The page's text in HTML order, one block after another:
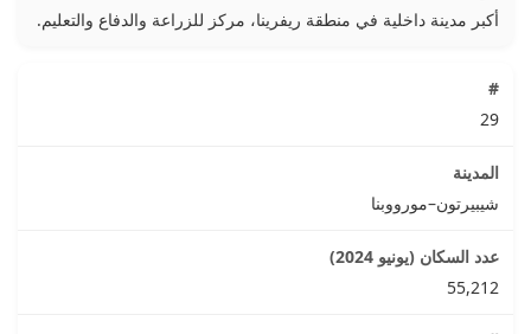
أكبر مدينة داخلية في منطقة ريفرينا، مركز للزراعة والدفاع والتعليم.
29
شيبيرتون–مورووبنا
55,212